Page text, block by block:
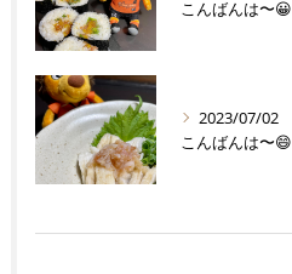
こんばんは〜😀
2023/07/02
こんばんは〜😄